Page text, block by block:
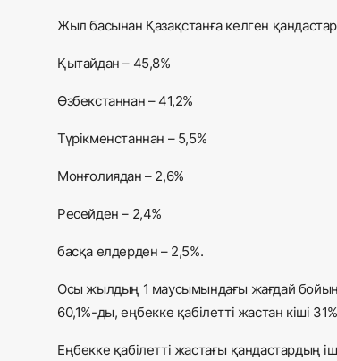
Жыл басынан Қазақстанға келген
Қытайдан – 45,8%
Өзбекстаннан – 41,2%
Түрікменстаннан – 5,5%
Монғолиядан – 2,6%
Ресейден – 2,4%
басқа елдерден – 2,5%.
Осы жылдың 1 маусымындағы жағдай
60,1%-ды, еңбекке қабілетті жастан кіші
Еңбекке қабілетті жастағы қандастардың